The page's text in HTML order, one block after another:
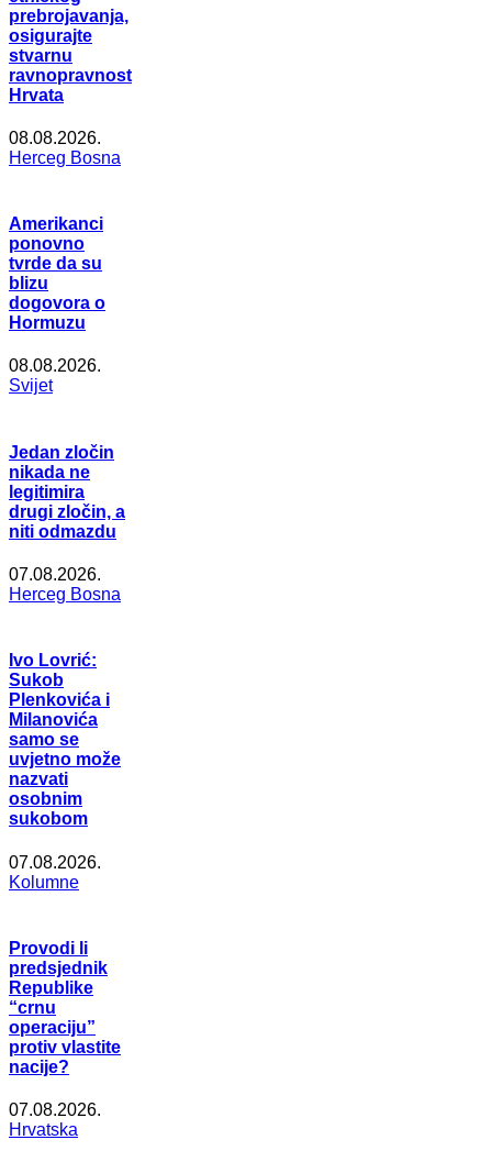
prebrojavanja,
osigurajte
stvarnu
ravnopravnost
Hrvata
08.08.2026.
Herceg Bosna
Amerikanci
ponovno
tvrde da su
blizu
dogovora o
Hormuzu
08.08.2026.
Svijet
Jedan zločin
nikada ne
legitimira
drugi zločin, a
niti odmazdu
07.08.2026.
Herceg Bosna
Ivo Lovrić:
Sukob
Plenkovića i
Milanovića
samo se
uvjetno može
nazvati
osobnim
sukobom
07.08.2026.
Kolumne
Provodi li
predsjednik
Republike
“crnu
operaciju”
protiv vlastite
nacije?
07.08.2026.
Hrvatska